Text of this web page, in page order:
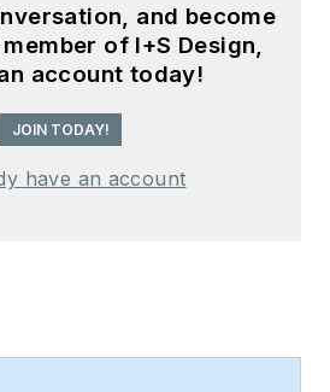
and become
of I+S Design,
account today!
JOIN TODAY!
have an account